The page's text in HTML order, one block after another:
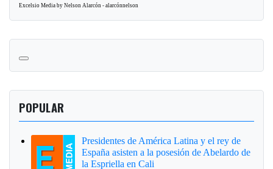
Excelsio Media by Nelson Alarcón - alarcónnelson
POPULAR
Presidentes de América Latina y el rey de
España asisten a la posesión de Abelardo de
la Espriella en Cali